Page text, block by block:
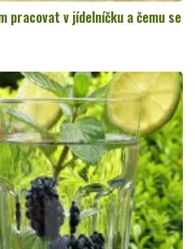
pracovat v jídelníčku a čemu se